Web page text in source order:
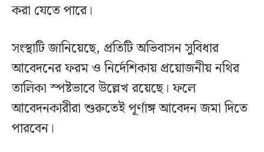
করা যেতে পারে।
সংস্থাটি জানিয়েছে, প্রতিটি অভিবাসন সুবিধার
আবেদনের ফরম ও নির্দেশিকায় প্রয়োজনীয় নথির
তালিকা স্পষ্টভাবে উল্লেখ রয়েছে। ফলে
আবেদনকারীরা শুরুতেই পূর্ণাঙ্গ আবেদন জমা দিতে
পারবেন।